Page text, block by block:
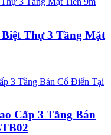
Thự 3 Tầng Mặt
Cấp 3 Tầng Bán